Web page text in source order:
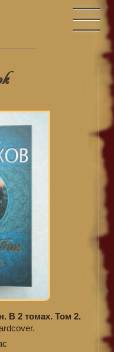
В 2 томах. Том 2.